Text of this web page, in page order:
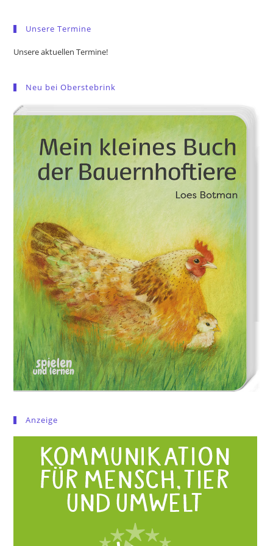
Unsere Termine
Unsere aktuellen Termine!
Neu bei Oberstebrink
Anzeige